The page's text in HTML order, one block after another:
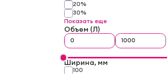
20%
30%
Показать еще
Объем (Л)
Ширина, мм
100